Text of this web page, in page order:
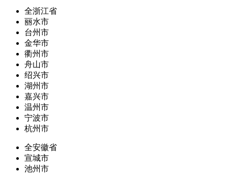
全浙江省
丽水市
台州市
金华市
衢州市
舟山市
绍兴市
湖州市
嘉兴市
温州市
宁波市
杭州市
全安徽省
宣城市
池州市